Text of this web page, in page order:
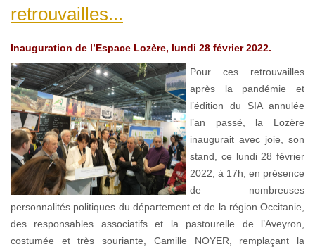
retrouvailles...
Inauguration de l’Espace Lozère, lundi 28 février 2022.
Pour ces retrouvailles
après la pandémie et
l’édition du SIA annulée
l’an passé, la Lozère
inaugurait avec joie, son
stand, ce lundi 28 février
2022, à 17h, en présence
de nombreuses
personnalités politiques du département et de la région Occitanie,
des responsables associatifs et la pastourelle de l’Aveyron,
costumée et très souriante, Camille NOYER, remplaçant la